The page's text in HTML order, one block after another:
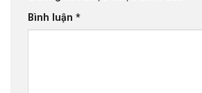
Bình luận *